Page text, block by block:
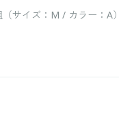
サイズ：M / カラー：A）